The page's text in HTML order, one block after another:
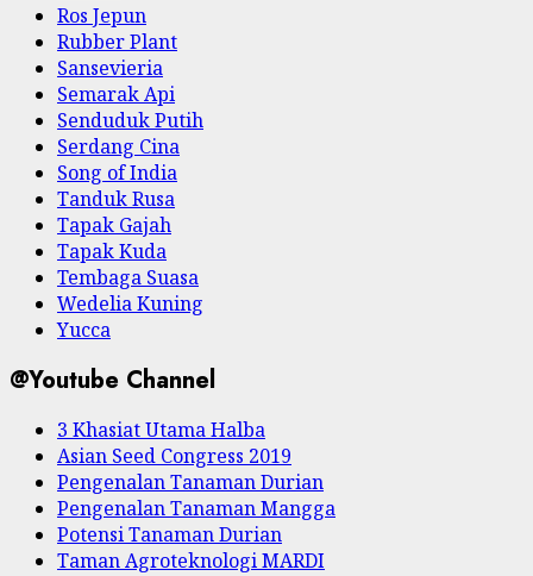
Ros Jepun
Rubber Plant
Sansevieria
Semarak Api
Senduduk Putih
Serdang Cina
Song of India
Tanduk Rusa
Tapak Gajah
Tapak Kuda
Tembaga Suasa
Wedelia Kuning
Yucca
@Youtube Channel
3 Khasiat Utama Halba
Asian Seed Congress 2019
Pengenalan Tanaman Durian
Pengenalan Tanaman Mangga
Potensi Tanaman Durian
Taman Agroteknologi MARDI